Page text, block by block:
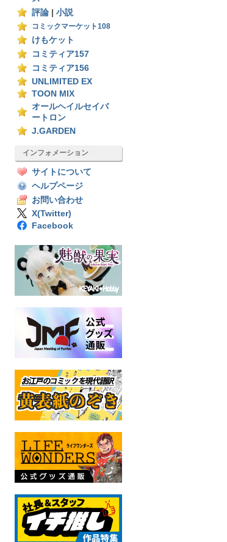
評論
小説
コミックマーケット108
けもケット
コミティア157
コミティア156
UNLIMITED EX
TOON MIX
オールヘイルセイバ
ートロン
J.GARDEN
インフォメーション
サイトについて
ヘルプページ
お問い合わせ
X(Twitter)
Facebook